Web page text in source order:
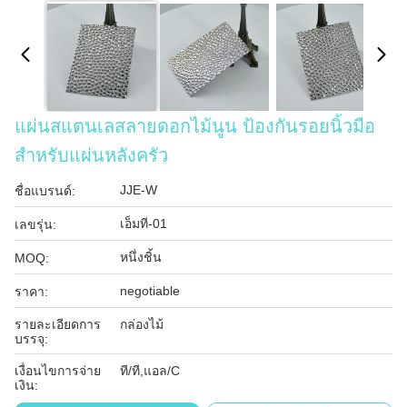
แผ่นสแตนเลสลายดอกไม้นูน ป้องกันรอยนิ้วมือ
สำหรับแผ่นหลังครัว
ชื่อแบรนด์: JJE-W
เลขรุ่น: เอ็มที-01
MOQ: หนึ่งชิ้น
ราคา: negotiable
รายละเอียดการ
บรรจุ:
กล่องไม้
เงื่อนไขการจ่าย
เงิน:
ที/ที,แอล/C